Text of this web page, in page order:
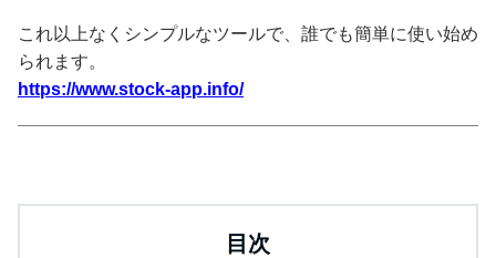
これ以上なくシンプルなツールで、誰でも簡単に使い始め
られます。
https://www.stock-app.info/
目次